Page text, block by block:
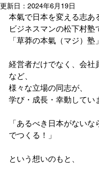
更新日： 2024年6月19日
本氣で日本を変える志あ
ビジネスマンの松下村塾
「草莽の本氣（マジ）塾
経営者だけでなく、会社
など、
様々な立場の同志が、
学び・成長・幸動してい
「あるべき日本がないな
でつくる！」
という想いのもと、